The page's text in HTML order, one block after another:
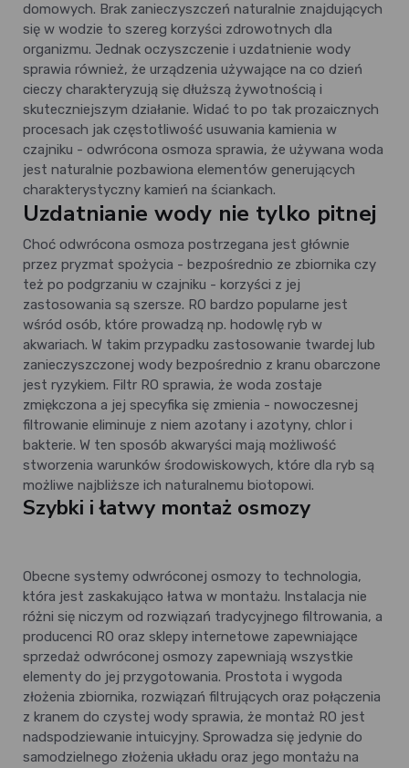
domowych. Brak zanieczyszczeń naturalnie znajdujących
się w wodzie to szereg korzyści zdrowotnych dla
organizmu. Jednak oczyszczenie i uzdatnienie wody
sprawia również, że urządzenia używające na co dzień
cieczy charakteryzują się dłuższą żywotnością i
skuteczniejszym działanie. Widać to po tak prozaicznych
procesach jak częstotliwość usuwania kamienia w
czajniku - odwrócona osmoza sprawia, że używana woda
jest naturalnie pozbawiona elementów generujących
charakterystyczny kamień na ściankach.
Uzdatnianie wody nie tylko pitnej
Choć odwrócona osmoza postrzegana jest głównie
przez pryzmat spożycia - bezpośrednio ze zbiornika czy
też po podgrzaniu w czajniku - korzyści z jej
zastosowania są szersze. RO bardzo popularne jest
wśród osób, które prowadzą np. hodowlę ryb w
akwariach. W takim przypadku zastosowanie twardej lub
zanieczyszczonej wody bezpośrednio z kranu obarczone
jest ryzykiem. Filtr RO sprawia, że woda zostaje
zmiękczona a jej specyfika się zmienia - nowoczesnej
filtrowanie eliminuje z niem azotany i azotyny, chlor i
bakterie. W ten sposób akwaryści mają możliwość
stworzenia warunków środowiskowych, które dla ryb są
możliwe najbliższe ich naturalnemu biotopowi.
Szybki i łatwy montaż osmozy
Obecne systemy odwróconej osmozy to technologia,
która jest zaskakująco łatwa w montażu. Instalacja nie
różni się niczym od rozwiązań tradycyjnego filtrowania, a
producenci RO oraz sklepy internetowe zapewniające
sprzedaż odwróconej osmozy zapewniają wszystkie
elementy do jej przygotowania. Prostota i wygoda
złożenia zbiornika, rozwiązań filtrujących oraz połączenia
z kranem do czystej wody sprawia, że montaż RO jest
nadspodziewanie intuicyjny. Sprowadza się jedynie do
samodzielnego złożenia układu oraz jego montażu na